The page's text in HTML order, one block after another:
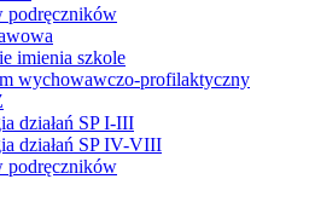
podręczników
imienia szkole
wychowawczo-profilaktyczny
działań SP I-III
działań SP IV-VIII
podręczników